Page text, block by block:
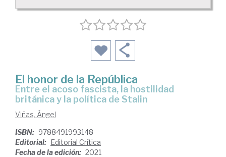
El honor de la República
entre el acoso fascista, la hostilidad
británica y la política de Stalin
Viñas, Ángel
ISBN: 9788491993148
Editorial: Editorial Crítica
Fecha de la edición: 2021